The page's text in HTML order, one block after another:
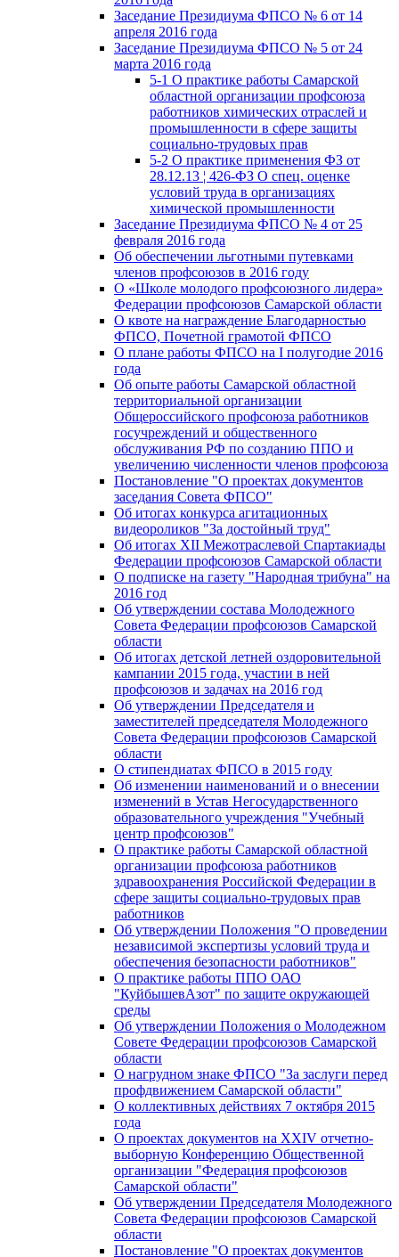
Заседание Президиума ФПСО № 6 от 14
апреля 2016 года
Заседание Президиума ФПСО № 5 от 24
марта 2016 года
5-1 О практике работы Самарской
областной организации профсоюза
работников химических отраслей и
промышленности в сфере защиты
социально-трудовых прав
5-2 О практике применения ФЗ от
28.12.13 ¦ 426-ФЗ О спец. оценке
условий труда в организациях
химической промышленности
Заседание Президиума ФПСО № 4 от 25
февраля 2016 года
Об обеспечении льготными путевками
членов профсоюзов в 2016 году
О «Школе молодого профсоюзного лидера»
Федерации профсоюзов Самарской области
О квоте на награждение Благодарностью
ФПСО, Почетной грамотой ФПСО
О плане работы ФПСО на I полугодие 2016
года
Об опыте работы Самарской областной
территориальной организации
Общероссийского профсоюза работников
госучреждений и общественного
обслуживания РФ по созданию ППО и
увеличению численности членов профсоюза
Постановление "О проектах документов
заседания Совета ФПСО"
Об итогах конкурса агитационных
видеороликов "За достойный труд"
Об итогах XII Межотраслевой Спартакиады
Федерации профсоюзов Самарской области
О подписке на газету "Народная трибуна" на
2016 год
Об утверждении состава Молодежного
Совета Федерации профсоюзов Самарской
области
Об итогах детской летней оздоровительной
кампании 2015 года, участии в ней
профсоюзов и задачах на 2016 год
Об утверждении Председателя и
заместителей председателя Молодежного
Совета Федерации профсоюзов Самарской
области
О стипендиатах ФПСО в 2015 году
Об изменении наименований и о внесении
изменений в Устав Негосударственного
образовательного учреждения "Учебный
центр профсоюзов"
О практике работы Самарской областной
организации профсоюза работников
здравоохранения Российской Федерации в
сфере защиты социально-трудовых прав
работников
Об утверждении Положения "О проведении
независимой экспертизы условий труда и
обеспечения безопасности работников"
О практике работы ППО ОАО
"КуйбышевАзот" по защите окружающей
среды
Об утверждении Положения о Молодежном
Совете Федерации профсоюзов Самарской
области
О нагрудном знаке ФПСО "За заслуги перед
профдвижением Самарской области"
О коллективных действиях 7 октября 2015
года
О проектах документов на XXIV отчетно-
выборную Конференцию Общественной
организации "Федерация профсоюзов
Самарской области"
Об утверждении Председателя Молодежного
Совета Федерации профсоюзов Самарской
области
Постановление "О проектах документов